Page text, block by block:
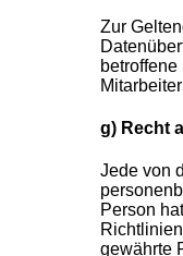
Zur
g) Recht
Jede von
Person
gewährte